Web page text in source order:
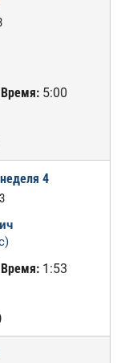
Время:5:00
4
Время:1:53